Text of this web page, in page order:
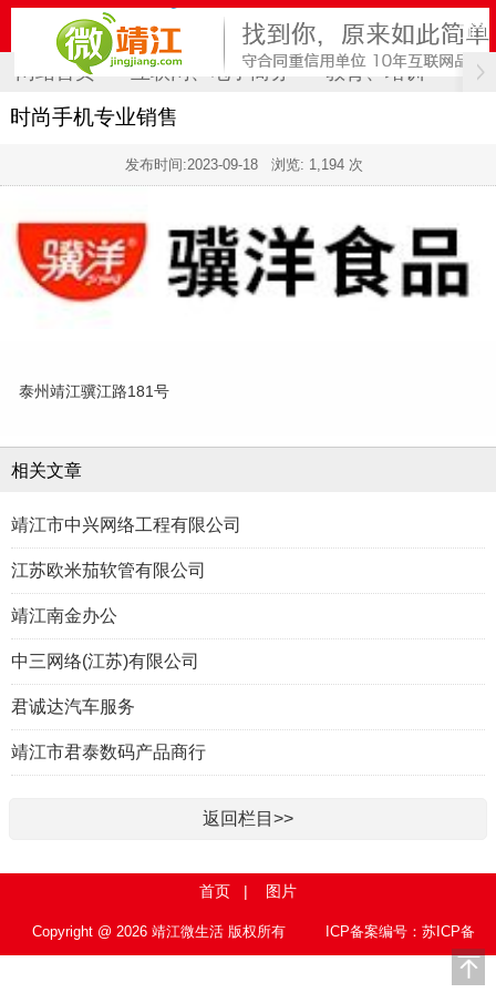
网站首页 互联网、电子商务 教育、培训 计
时尚手机专业销售
发布时间:2023-09-18 浏览: 1,194 次
泰州靖江骥江路181号
相关文章
靖江市中兴网络工程有限公司
江苏欧米茄软管有限公司
靖江南金办公
中三网络(江苏)有限公司
君诚达汽车服务
靖江市君泰数码产品商行
返回栏目>>
首页 | 图片
Copyright @ 2026 靖江微生活 版权所有
ICP备案编号：苏ICP备
15010767号